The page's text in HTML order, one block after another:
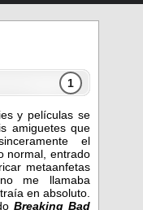
1
y películas se
amiguetes que
el
normal, entrado
metaanfetas
me llamaba
en absoluto.
Breaking Bad